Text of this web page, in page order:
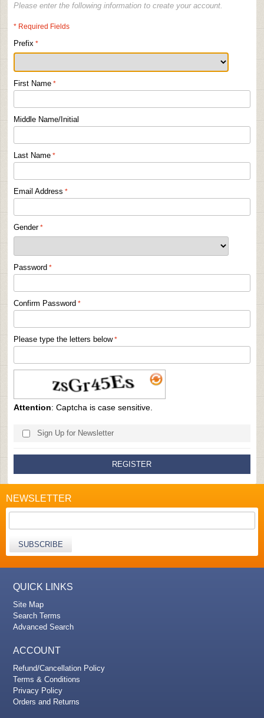
Please enter the following information to create your account.
* Required Fields
Prefix
First Name
Middle Name/Initial
Last Name
Email Address
Gender
Password
Confirm Password
Please type the letters below
Attention: Captcha is case sensitive.
Sign Up for Newsletter
REGISTER
NEWSLETTER
SUBSCRIBE
QUICK LINKS
Site Map
Search Terms
Advanced Search
ACCOUNT
Refund/Cancellation Policy
Terms & Conditions
Privacy Policy
Orders and Returns